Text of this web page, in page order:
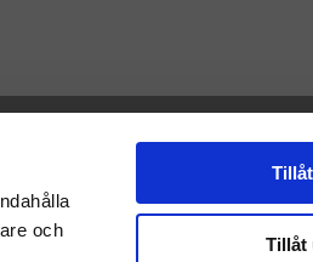
och
Tillåt
E-mail: kontakt@nalleriet.se